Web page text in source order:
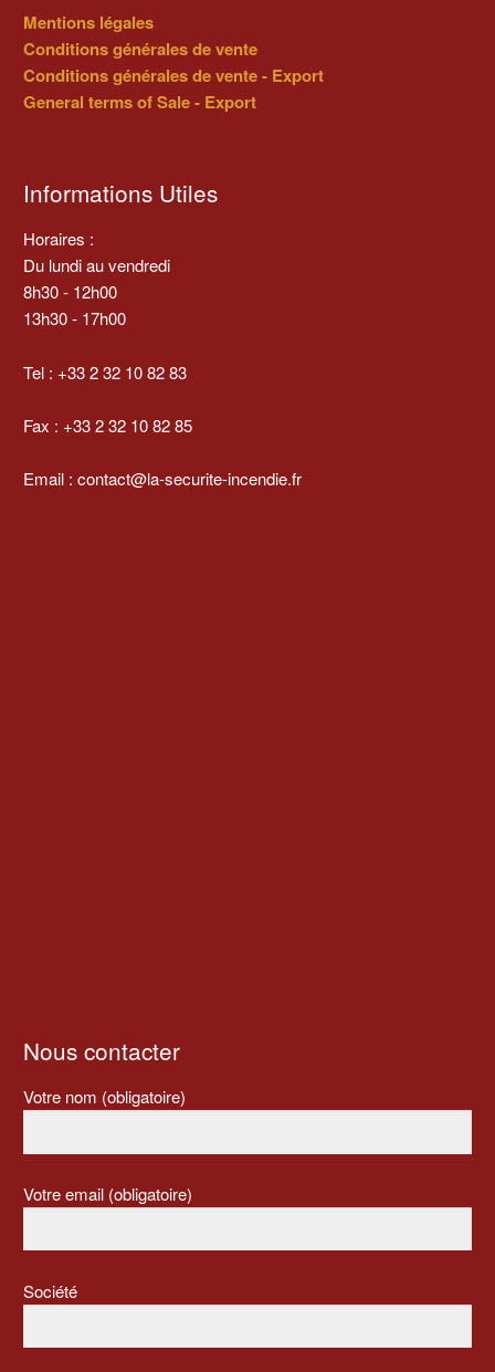
Mentions légales
Conditions générales de vente
Conditions générales de vente - Export
General terms of Sale - Export
Informations Utiles
Horaires :
Du lundi au vendredi
8h30 - 12h00
13h30 - 17h00
Tel : +33 2 32 10 82 83
Fax : +33 2 32 10 82 85
Email : contact@la-securite-incendie.fr
Nous contacter
Votre nom (obligatoire)
Votre email (obligatoire)
Société